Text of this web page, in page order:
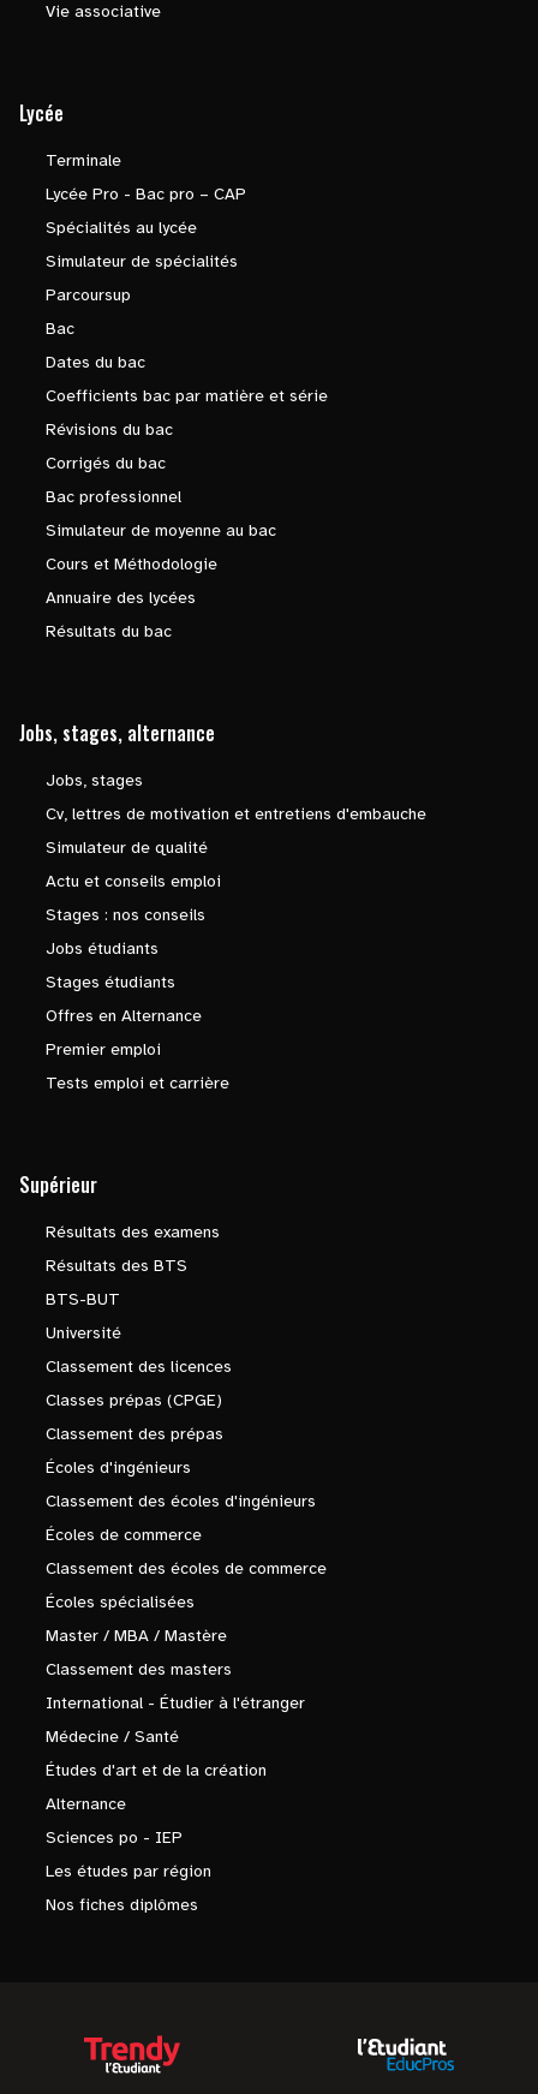
Vie associative
Lycée
Terminale
Lycée Pro - Bac pro – CAP
Spécialités au lycée
Simulateur de spécialités
Parcoursup
Bac
Dates du bac
Coefficients bac par matière et série
Révisions du bac
Corrigés du bac
Bac professionnel
Simulateur de moyenne au bac
Cours et Méthodologie
Annuaire des lycées
Résultats du bac
Jobs, stages, alternance
Jobs, stages
Cv, lettres de motivation et entretiens d'embauche
Simulateur de qualité
Actu et conseils emploi
Stages : nos conseils
Jobs étudiants
Stages étudiants
Offres en Alternance
Premier emploi
Tests emploi et carrière
Supérieur
Résultats des examens
Résultats des BTS
BTS-BUT
Université
Classement des licences
Classes prépas (CPGE)
Classement des prépas
Écoles d'ingénieurs
Classement des écoles d'ingénieurs
Écoles de commerce
Classement des écoles de commerce
Écoles spécialisées
Master / MBA / Mastère
Classement des masters
International - Étudier à l'étranger
Médecine / Santé
Études d'art et de la création
Alternance
Sciences po - IEP
Les études par région
Nos fiches diplômes